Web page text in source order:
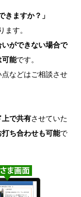
ますか？」
す。
いができない場合で
可能です。
などはご相談させ
で共有させていた
ち合わせも可能で